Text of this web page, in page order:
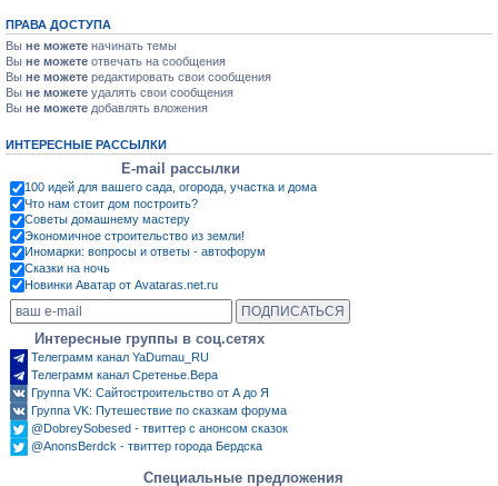
ПРАВА ДОСТУПА
Вы не можете начинать темы
Вы не можете отвечать на сообщения
Вы не можете редактировать свои сообщения
Вы не можете удалять свои сообщения
Вы не можете добавлять вложения
ИНТЕРЕСНЫЕ РАССЫЛКИ
E-mail рассылки
100 идей для вашего сада, огорода, участка и дома
Что нам стоит дом построить?
Советы домашнему мастеру
Экономичное строительство из земли!
Иномарки: вопросы и ответы - автофорум
Сказки на ночь
Новинки Аватар от Avataras.net.ru
Интересные группы в соц.сетях
Телеграмм канал YaDumau_RU
Телеграмм канал Сретенье.Вера
Группа VK: Сайтостроительство от А до Я
Группа VK: Путешествие по сказкам форума
@DobreySobesed - твиттер с анонсом сказок
@AnonsBerdck - твиттер города Бердска
Специальные предложения